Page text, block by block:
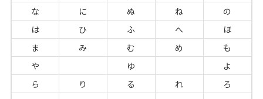
な
に ぬ ね
の
は
ひ ふ へ
ほ
ま
み む め
も
や
ゆ
よ
ら
り る れ
ろ